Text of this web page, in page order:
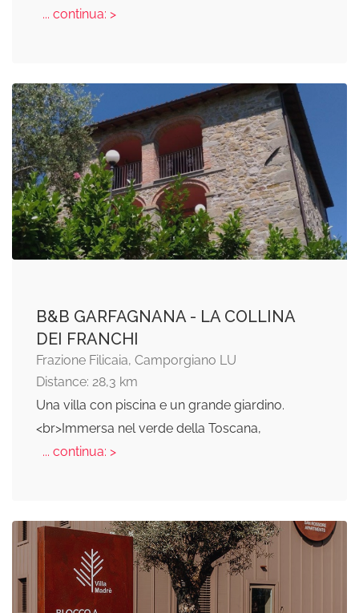
... continua: >
B&B GARFAGNANA - LA COLLINA
DEI FRANCHI
Frazione Filicaia, Camporgiano LU
Distance: 28,3 km
Una villa con piscina e un grande giardino.
<br>Immersa nel verde della Toscana,
... continua: >